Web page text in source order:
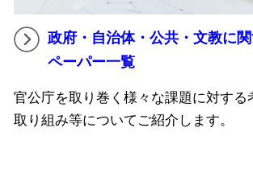
政府・自治体・公共・文教に
ペーパー一覧
官公庁を取り巻く様々な課題に対する
取り組み等についてご紹介します。